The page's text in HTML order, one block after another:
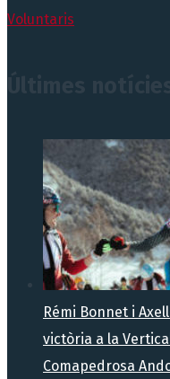
Voluntaris
Rémi Bonnet i
victòria a la
Comapedrosa